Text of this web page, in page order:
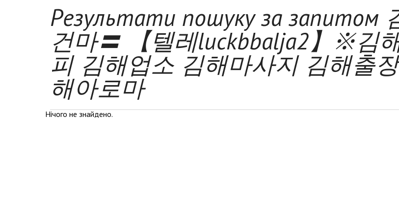
Результати пошуку за запитом
건마〓 【텔레luckbbalja2】※김
피 김해업소 김해마사지 김해출
해아로마
Нічого не знайдено.